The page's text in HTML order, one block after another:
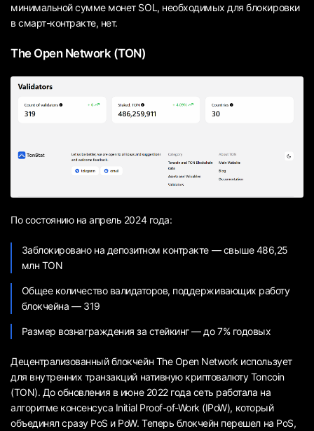
минимальной сумме монет SOL, необходимых для блокировки
в смарт-контракте, нет.
The Open Network (TON)
По состоянию на апрель 2024 года:
Заблокировано на депозитном контракте — свыше 486,25
млн TON
Общее количество валидаторов, поддерживающих работу
блокчейна — 319
Размер вознаграждения за стейкинг — до 7% годовых
Децентрализованный блокчейн The Open Network использует
для внутренних транзакций нативную криптовалюту Toncoin
(TON). До обновления в июне 2022 года сеть работала на
алгоритме консенсуса Initial Proof-of-Work (IPoW), который
объединял сразу PoS и PoW. Теперь блокчейн перешел на PoS,